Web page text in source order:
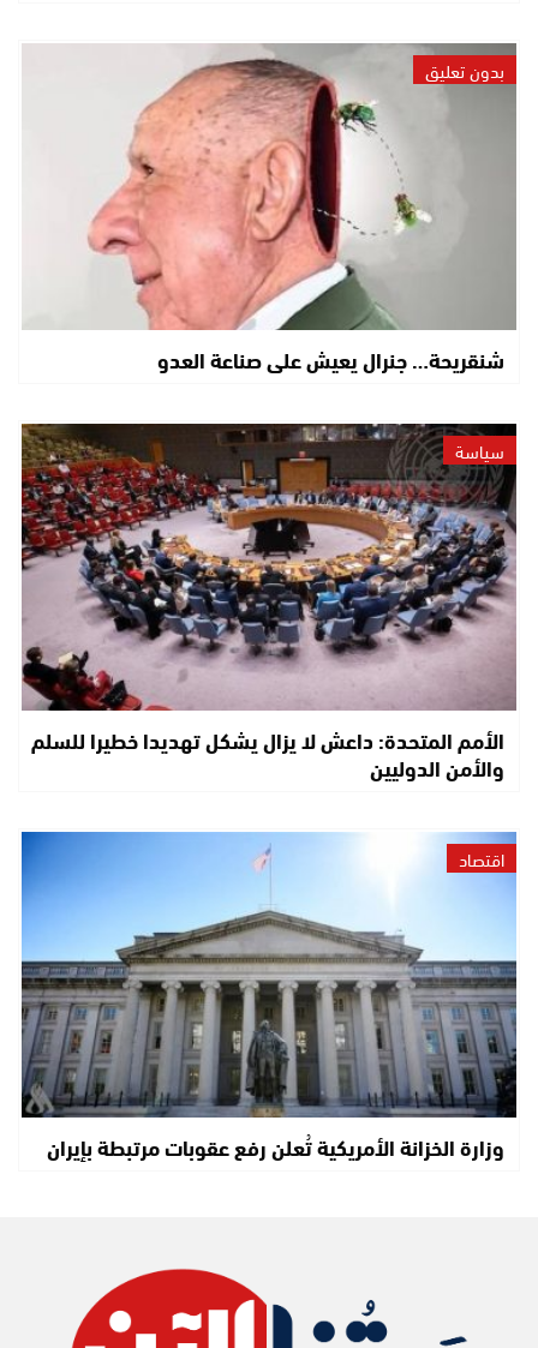
بدون تعليق
شنقريحة… جنرال يعيش على صناعة العدو
سياسة
الأمم المتحدة: داعش لا يزال يشكل تهديدا خطيرا للسلم
والأمن الدوليين
اقتصاد
وزارة الخزانة الأمريكية تُعلن رفع عقوبات مرتبطة بإيران